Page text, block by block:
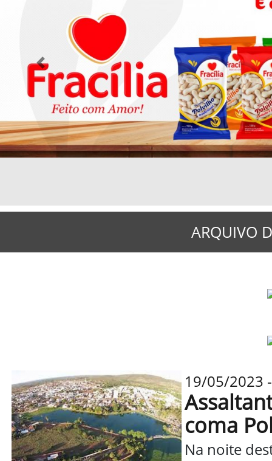
Previous
ARQUIVO
19/05/2023
coma
Na noite